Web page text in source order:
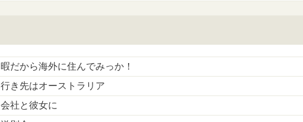
暇だから海外に住んでみっか！
行き先はオーストラリア
会社と彼女に